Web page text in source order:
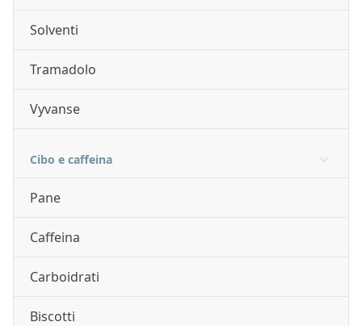
Solventi
Tramadolo
Vyvanse
Cibo e caffeina
Pane
Caffeina
Carboidrati
Biscotti